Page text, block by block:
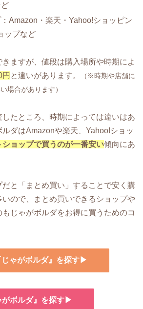
Amazon・楽天・Yahoo!ショッピン
ップなど
ますが、値段は購入場所や時期によ
と違いがあります。
（※時期や店舗に
場合があります）
たところ、時期によっては違いはあ
ダはAmazonや楽天、Yahoo!ショッ
ショップで買うのが一番安い傾向にあ
だと「まとめ買い」することで安く購
いので、まとめ買いできるショップや
じゃがボルダをお得に買うためのコ
ゃがボルダ』を探す▶
がボルダ』を探す▶